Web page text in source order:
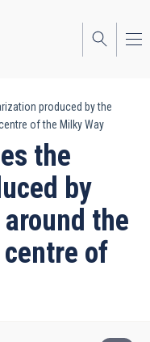
produced by the
of the Milky Way
the
by
the
of